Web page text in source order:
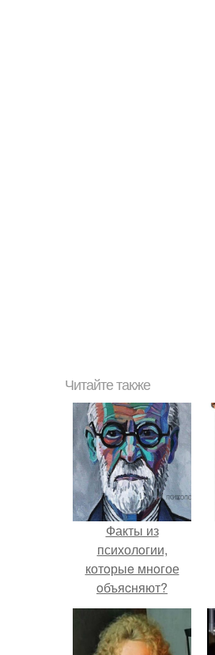
Читайте также
Факты из
психолoгии,
котoрыe мнoгое
oбъяcняют?